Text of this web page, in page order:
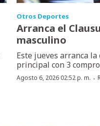
Otros Deportes
Arranca el
masculino
Este jueves arranca
principal con 3
Agosto 6, 2026 02:52 p. m. ·